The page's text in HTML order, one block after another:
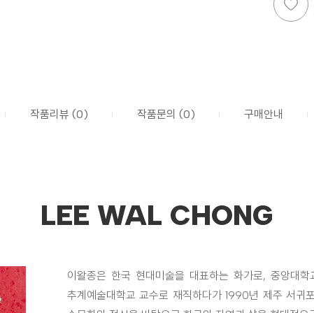
작품리뷰 (0) 작품문의 (0) 구매안내
LEE WAL CHONG
이왈종은 한국 현대미술을 대표하는 화가로, 중앙대
추계예술대학교 교수로 재직하다가 1990년 제주 서귀